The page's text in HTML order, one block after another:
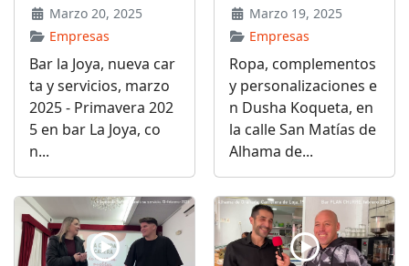
Marzo 20, 2025
Empresas
Bar la Joya, nueva car
ta y servicios, marzo
2025 - Primavera 202
5 en bar La Joya, co
n...
Marzo 19, 2025
Empresas
Ropa, complementos
y personalizaciones e
n Dusha Koqueta, en
la calle San Matías de
Alhama de...